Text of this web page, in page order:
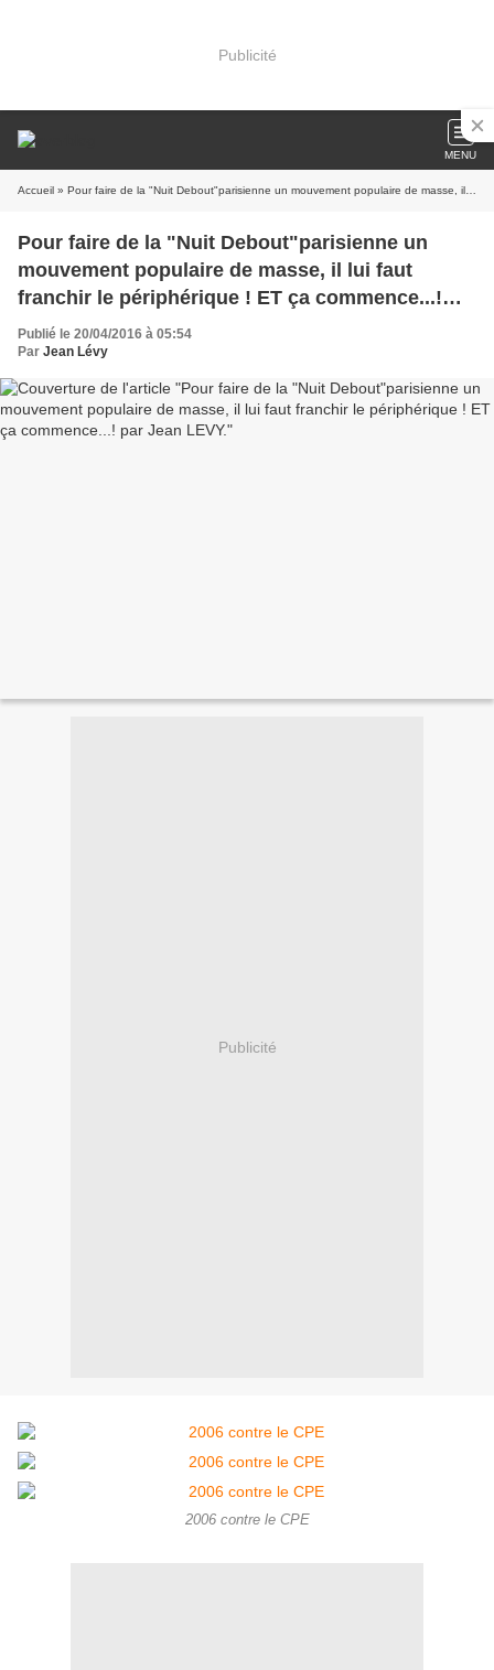
Publicité
MENU
Accueil » Pour faire de la "Nuit Debout"parisienne un mouvement populaire de masse, il lui faut franchir le périphérique ! ET ça commence...! par Jean LEVY.
Pour faire de la "Nuit Debout"parisienne un
mouvement populaire de masse, il lui faut
franchir le périphérique ! ET ça commence...!
par Jean LEVY.
Publié le 20/04/2016 à 05:54
Par Jean Lévy
Publicité
2006 contre le CPE